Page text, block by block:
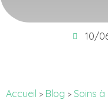
10/
Accueil > Blog > Soins